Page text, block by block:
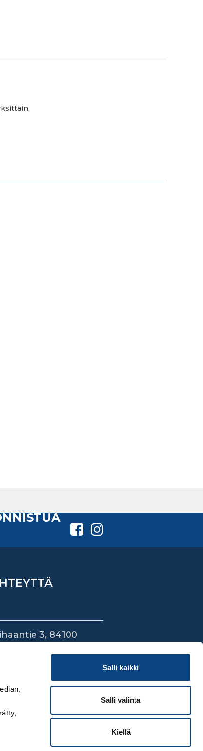
Salli kaikki
Salli valinta
Kiellä
3, 84100